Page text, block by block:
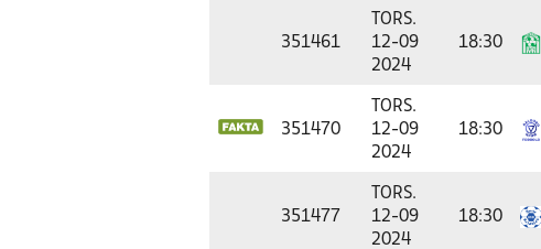
351461
TORS.
12-09
2024
18:30
351470
TORS.
12-09
2024
18:30
351477
TORS.
12-09
2024
18:30